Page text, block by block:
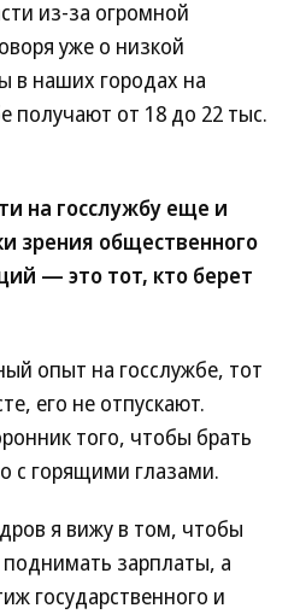
из-за огромной
уже о низкой
в наших городах на
получают от 18 до 22 тыс.
на госслужбу еще и
зрения общественного
— это тот, кто берет
опыт на госслужбе, тот
его не отпускают.
того, чтобы брать
с горящими глазами.
я вижу в том, чтобы
зарплаты, а
государственного и